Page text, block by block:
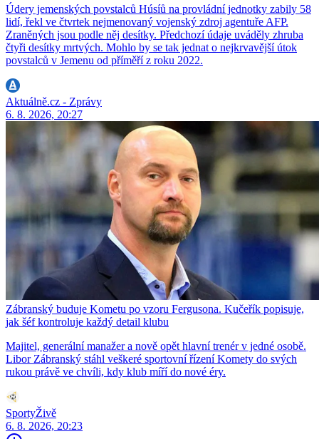
Údery jemenských povstalců Húsíů na provládní jednotky zabily 58
lidí, řekl ve čtvrtek nejmenovaný vojenský zdroj agentuře AFP.
Zraněných jsou podle něj desítky. Předchozí údaje uváděly zhruba
čtyři desítky mrtvých. Mohlo by se tak jednat o nejkrvavější útok
povstalců v Jemenu od příměří z roku 2022.
Aktuálně.cz - Zprávy
6. 8. 2026, 20:27
Zábranský buduje Kometu po vzoru Fergusona. Kučeřík popisuje,
jak šéf kontroluje každý detail klubu
Majitel, generální manažer a nově opět hlavní trenér v jedné osobě.
Libor Zábranský stáhl veškeré sportovní řízení Komety do svých
rukou právě ve chvíli, kdy klub míří do nové éry.
SportyŽivě
6. 8. 2026, 20:23